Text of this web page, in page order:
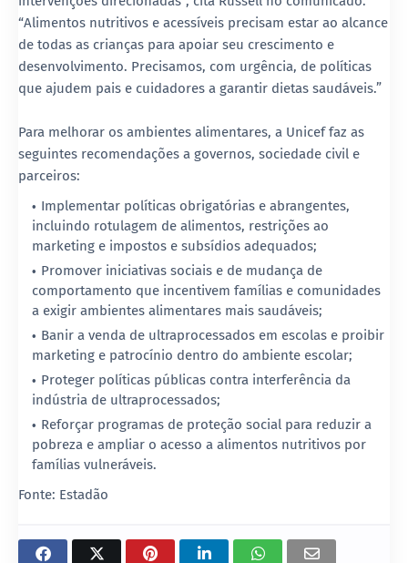
“Alimentos nutritivos e acessíveis precisam estar ao alcance
de todas as crianças para apoiar seu crescimento e
desenvolvimento. Precisamos, com urgência, de políticas
que ajudem pais e cuidadores a garantir dietas saudáveis.”
Para melhorar os ambientes alimentares, a Unicef faz as
seguintes recomendações a governos, sociedade civil e
parceiros:
Implementar políticas obrigatórias e abrangentes,
incluindo rotulagem de alimentos, restrições ao
marketing e impostos e subsídios adequados;
Promover iniciativas sociais e de mudança de
comportamento que incentivem famílias e comunidades
a exigir ambientes alimentares mais saudáveis;
Banir a venda de ultraprocessados em escolas e proibir
marketing e patrocínio dentro do ambiente escolar;
Proteger políticas públicas contra interferência da
indústria de ultraprocessados;
Reforçar programas de proteção social para reduzir a
pobreza e ampliar o acesso a alimentos nutritivos por
famílias vulneráveis.
Fonte: Estadão